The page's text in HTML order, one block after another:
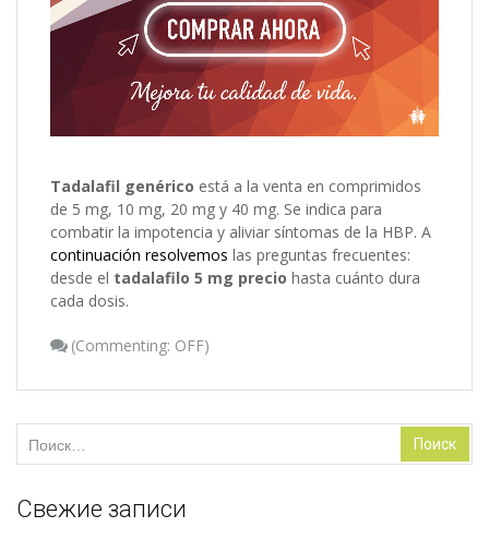
Tadalafil genérico está a la venta en comprimidos
de 5 mg, 10 mg, 20 mg y 40 mg. Se indica para
combatir la impotencia y aliviar síntomas de la HBP. A
continuación resolvemos las preguntas frecuentes:
desde el tadalafilo 5 mg precio hasta cuánto dura
cada dosis.
(Commenting: OFF)
Найти:
Свежие записи